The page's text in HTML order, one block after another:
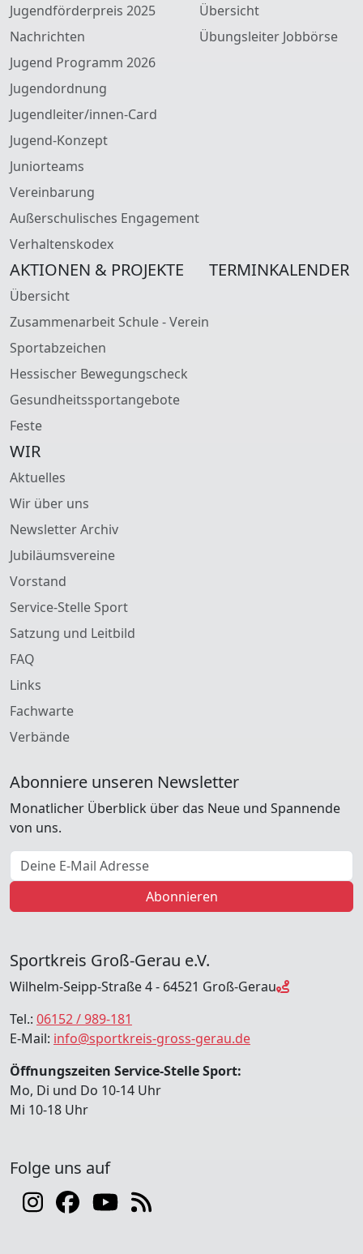
Jugendförderpreis 2025
Nachrichten
Jugend Programm 2026
Jugendordnung
Jugendleiter/innen-Card
Jugend-Konzept
Juniorteams
Vereinbarung
Außerschulisches Engagement
Verhaltenskodex
Übersicht
Übungsleiter Jobbörse
AKTIONEN & PROJEKTE
Übersicht
Zusammenarbeit Schule - Verein
Sportabzeichen
Hessischer Bewegungscheck
Gesundheitssportangebote
Feste
TERMINKALENDER
WIR
Aktuelles
Wir über uns
Newsletter Archiv
Jubiläumsvereine
Vorstand
Service-Stelle Sport
Satzung und Leitbild
FAQ
Links
Fachwarte
Verbände
Abonniere unseren Newsletter
Monatlicher Überblick über das Neue und Spannende
von uns.
E-Mail Adresse
Abonnieren
Sportkreis Groß-Gerau e.V.
Wilhelm-Seipp-Straße 4 - 64521 Groß-Gerau
Tel.: 06152 / 989-181
E-Mail: info@sportkreis-gross-gerau.de
Öffnungszeiten Service-Stelle Sport:
Mo, Di und Do 10-14 Uhr
Mi 10-18 Uhr
Folge uns auf